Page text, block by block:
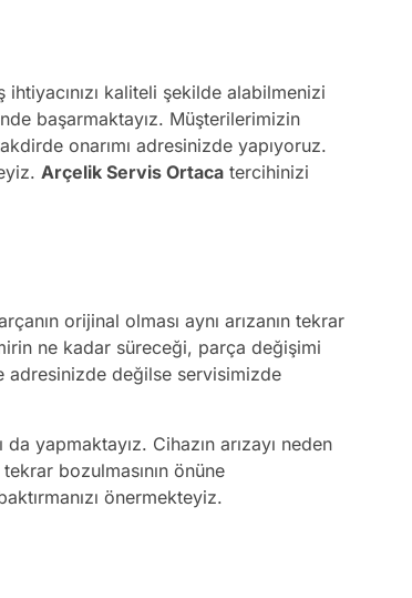
kaliteli şekilde alabilmenizi
başarmaktayız. Müşterilerimizin
onarımı adresinizde yapıyoruz.
Arçelik Servis Ortaca tercihinizi
orijinal olması aynı arızanın tekrar
ne kadar süreceği, parça değişimi
adresinizde değilse servisimizde
yapmaktayız. Cihazın arızayı neden
bozulmasının önüne
önermekteyiz.